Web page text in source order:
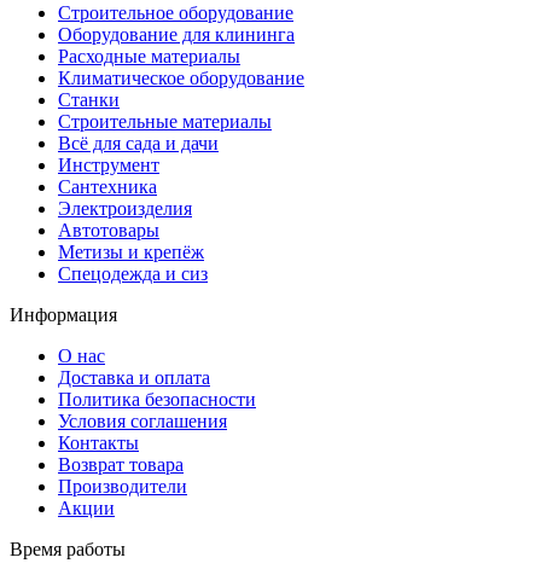
Строительное оборудование
Оборудование для клининга
Расходные материалы
Климатическое оборудование
Станки
Строительные материалы
Всё для сада и дачи
Инструмент
Сантехника
Электроизделия
Автотовары
Метизы и крепёж
Спецодежда и сиз
Информация
О нас
Доставка и оплата
Политика безопасности
Условия соглашения
Контакты
Возврат товара
Производители
Акции
Время работы